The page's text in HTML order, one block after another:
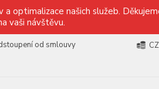
optimalizace našich služeb.
vaši návštěvu.
od smlouvy